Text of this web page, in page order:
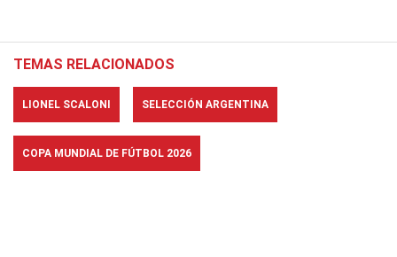
TEMAS RELACIONADOS
LIONEL SCALONI SELECCIÓN ARGENTINA
COPA MUNDIAL DE FÚTBOL 2026